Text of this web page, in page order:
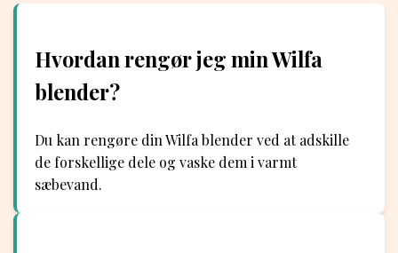
Hvordan rengør jeg min Wilfa
blender?
Du kan rengøre din Wilfa blender ved at adskille
de forskellige dele og vaske dem i varmt
sæbevand.